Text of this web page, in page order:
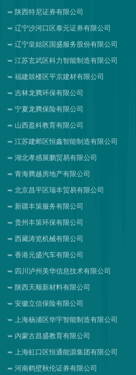
陕西特尼证券有限公司
辽宁沙河口区泰元证券有限公司
辽宁皇姑区国盛服务股份有限公司
江苏玄武区科力智能制造有限公司
福建鼓楼区平京建材有限公司
吉林龙腾环保有限公司
宁夏龙腾保险有限公司
山西盈科教育有限公司
江苏建邺区恒鑫智能制造有限公司
湖北孝感展鹏贸易有限公司
青海腾越房地产有限公司
北京昌平区瑞丰贸易有限公司
新疆丰策服务有限公司
贵州丰策环保有限公司
西藏涛览机械有限公司
香港元盛汽车有限公司
四川泸州美华信息技术有限公司
陕西天顺新材料有限公司
安徽立信保险有限公司
上海杨浦区华宇智能制造有限公司
内蒙古昌盛教育有限公司
上海虹口区恒通能源集团有限公司
河南鹤壁秋伦证券有限公司